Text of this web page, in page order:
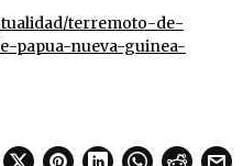
terremoto-de-
papua-nueva-guinea-